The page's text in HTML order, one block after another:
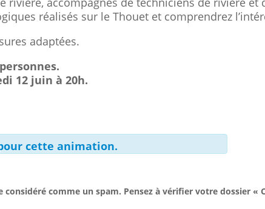
réalisés sur le Thouet et comprendrez
adaptées.
12 juin à 20h.
cette animation.
considéré comme un spam. Pensez à vérifier votre dossier «